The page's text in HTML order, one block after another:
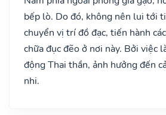
bếp lò. Do đó, không nên lui tới
chuyển vị trí đồ đạc, tiến hành
chữa đục đẽo ở nơi này. Bởi việc
động Thai thần, ảnh hưởng đến
nhi.